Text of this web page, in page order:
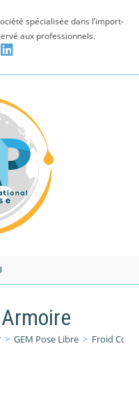
spécialisée dans l’import-
aux professionnels.
> GEM Pose Libre > Froid